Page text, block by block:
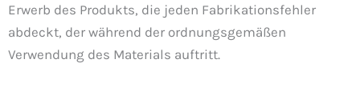
Erwerb des Produkts, die jeden Fabrikationsfehler
abdeckt, der während der ordnungsgemäßen
Verwendung des Materials auftritt.